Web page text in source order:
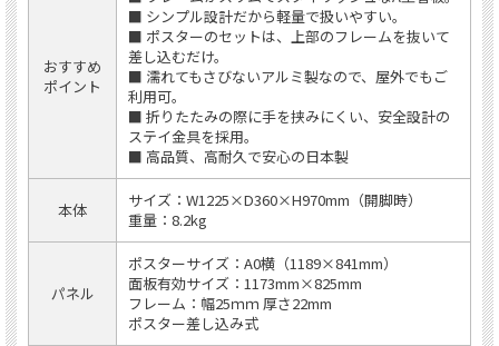
おすすめ
ポイント
■ シンプル設計だから軽量で扱いやすい。
■ ポスターのセットは、上部のフレームを抜いて
差し込むだけ。
■ 濡れてもさびないアルミ製なので、屋外でもご
利用可。
■ 折りたたみの際に手を挟みにくい、安全設計の
ステイ金具を採用。
■ 高品質、高耐久で安心の日本製
本体
サイズ：W1225×D360×H970mm（開脚時）
重量：8.2kg
パネル
ポスターサイズ：A0横（1189×841mm）
面板有効サイズ：1173mm×825mm
フレーム：幅25ｍｍ 厚さ22mm
ポスター差し込み式